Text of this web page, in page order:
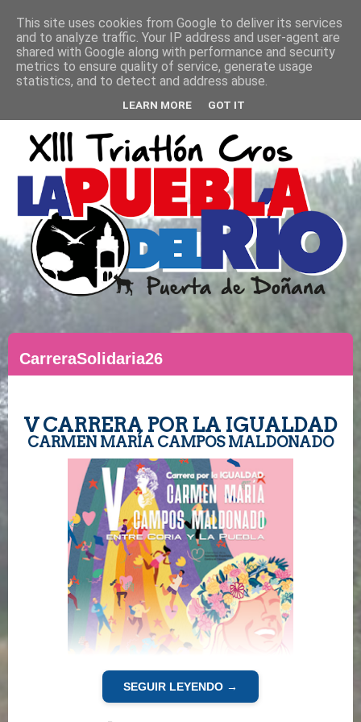
CarreraSolidaria26
V CARRERA POR LA IGUALDAD
CARMEN MARÍA CAMPOS MALDONADO
SEGUIR LEYENDO →
This site uses cookies from Google to deliver its services
and to analyze traffic. Your IP address and user-agent are
shared with Google along with performance and security
metrics to ensure quality of service, generate usage
statistics, and to detect and address abuse.
LEARN MORE GOT IT